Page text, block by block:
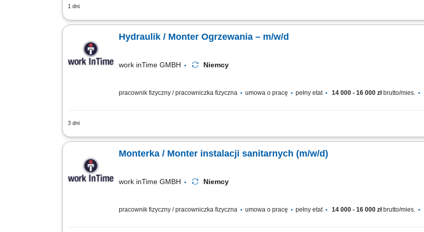
1 dni
Zakres obowiązków: Montaż instalacji wodno-kanalizacyjnych i grzewczych w budynkach mieszkalnych oraz
Hydraulik / Monter Ogrzewania – m/w/d
work inTime GMBH Niemcy
pracownik fizyczny / pracowniczka fizyczna umowa o pracę pełny etat 14 000 - 16 000 złbrutto/mies.
3 dni
Twój zakres obowiązków: Montaż instalacji hydraulicznych w budynkach mieszkalnych oraz biurowcach,
Monterka / Monter instalacji sanitarnych (m/w/d)
work inTime GMBH Niemcy
pracownik fizyczny / pracowniczka fizyczna umowa o pracę pełny etat 14 000 - 16 000 złbrutto/mies.